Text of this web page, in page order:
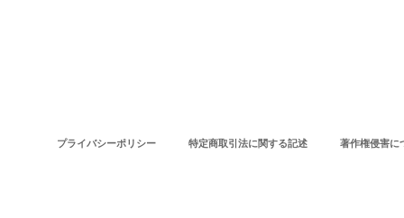
プライバシーポリシー 特定商取引法に関する記述 著作権侵害に